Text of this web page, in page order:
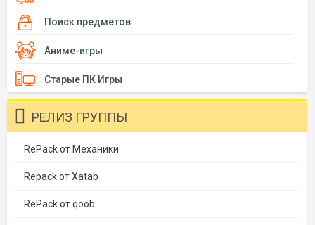
Поиск предметов
Аниме-игры
Старые ПК Игры
РЕЛИЗ ГРУППЫ
RePack от Механики
Repack от Xatab
RePack от qoob